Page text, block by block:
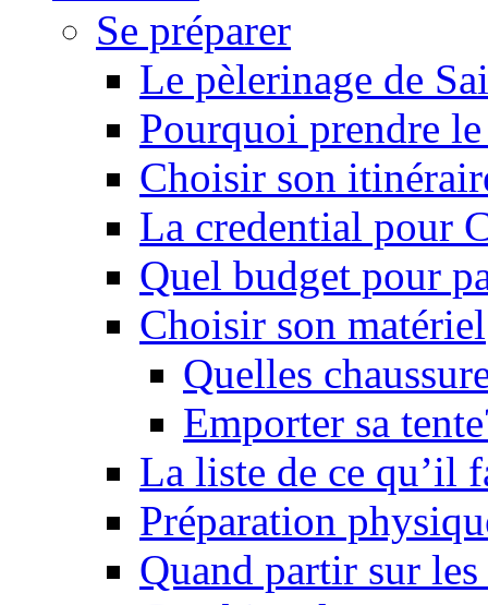
Se préparer
Le pèlerinage de
Pourquoi prendre
Choisir son
La credential pour
Quel budget pour
Choisir son matériel
Quelles
Emporter sa
La liste de ce qu’il
Préparation
Quand partir sur